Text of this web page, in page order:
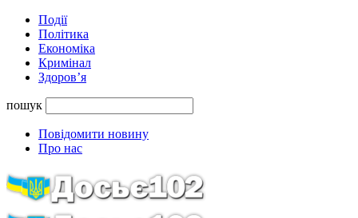
Події
Політика
Економіка
Кримінал
Здоров’я
пошук
Повідомити новину
Про нас